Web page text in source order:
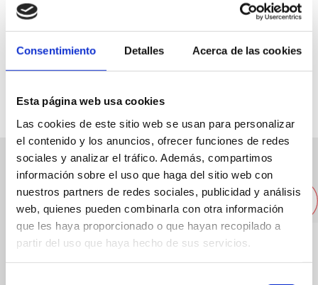
Consentimiento Detalles Acerca de las cookies
Esta página web usa cookies
Las cookies de este sitio web se usan para personalizar
el contenido y los anuncios, ofrecer funciones de redes
sociales y analizar el tráfico. Además, compartimos
información sobre el uso que haga del sitio web con
nuestros partners de redes sociales, publicidad y análisis
web, quienes pueden combinarla con otra información
que les haya proporcionado o que hayan recopilado a
partir del uso que haya hecho de sus servicios.
96 5788368
deninfor@deninform.es
Otras empresas cercanas